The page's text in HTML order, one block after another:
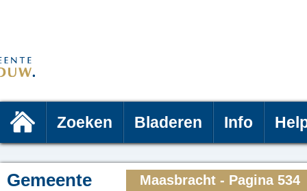
Zoeken Bladeren Info
Gemeente Maasbracht - Pagina 534